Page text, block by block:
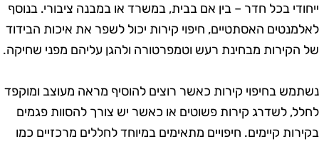
בכל חדר – בין אם בבית, במשרד או במבנה ציבורי. בנוסף
האסתטיים, חיפוי קירות יכול לשפר את איכות הבידוד
הקירות מבחינת רעש וטמפרטורה ולהגן עליהם מפני שחיקה.
בחיפוי קירות כאשר רוצים להוסיף מראה מעוצב ומוקפד
לשדרג קירות פשוטים או כאשר יש צורך להסוות פגמים
קיימים. חיפויים מתאימים במיוחד לחללים מרכזיים כמו